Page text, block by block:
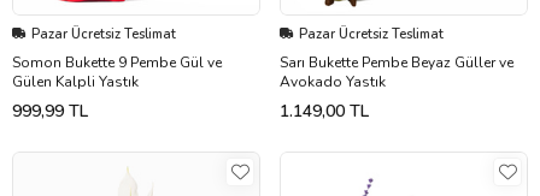
Pazar Ücretsiz Teslimat
Somon Bukette 9 Pembe Gül ve
Gülen Kalpli Yastık
999,99 TL
Pazar Ücretsiz Teslimat
Sarı Bukette Pembe Beyaz Güller ve
Avokado Yastık
1.149,00 TL